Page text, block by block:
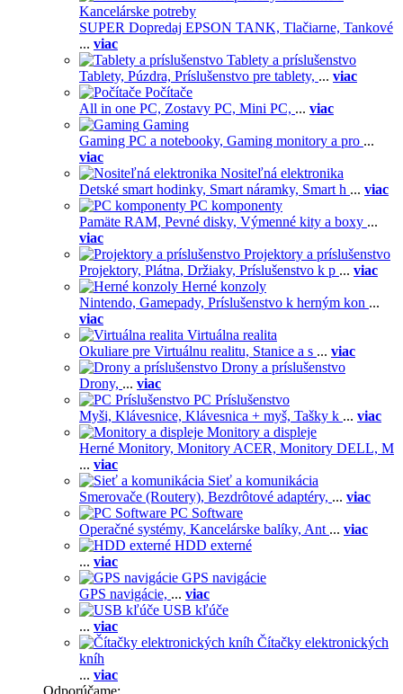
Kancelárske potreby
SUPER Dopredaj EPSON TANK, Tlačiarne, Tankové
... viac
Tablety a príslušenstvo
Tablety, Púzdra, Príslušenstvo pre tablety, ... viac
Počítače
All in one PC, Zostavy PC, Mini PC, ... viac
Gaming
Gaming PC a notebooky, Gaming monitory a pro ...
viac
Nositeľná elektronika
Detské smart hodinky, Smart náramky, Smart h ... viac
PC komponenty
Pamäte RAM, Pevné disky, Výmenné kity a boxy ...
viac
Projektory a príslušenstvo
Projektory, Plátna, Držiaky, Príslušenstvo k p ... viac
Herné konzoly
Nintendo, Gamepady, Príslušenstvo k herným kon ...
viac
Virtuálna realita
Okuliare pre Virtuálnu realitu, Stanice a s ... viac
Drony a príslušenstvo
Drony, ... viac
PC Príslušenstvo
Myši, Klávesnice, Klávesnica + myš, Tašky k ... viac
Monitory a displeje
Herné Monitory, Monitory ACER, Monitory DELL, M
... viac
Sieť a komunikácia
Smerovače (Routery), Bezdrôtové adaptéry, ... viac
PC Software
Operačné systémy, Kancelárske balíky, Ant ... viac
HDD externé
... viac
GPS navigácie
GPS navigácie, ... viac
USB kľúče
... viac
Čítačky elektronických
kníh
... viac
Odporúčame: